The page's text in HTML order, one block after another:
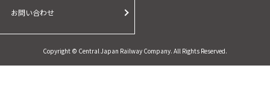
お問い合わせ
Copyright © Central Japan Railway Company. All Rights Reserved.